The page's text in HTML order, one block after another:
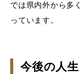
では県内外から多
っています。
今後の人